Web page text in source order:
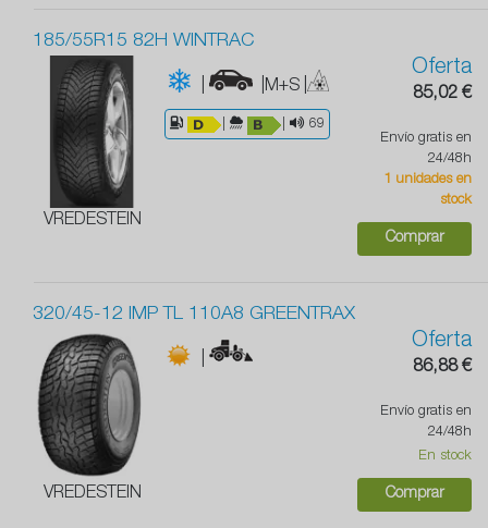
185/55R15 82H WINTRAC
VREDESTEIN
| |M+S |
69
Oferta
85,02 €
Envío gratis en
24/48h
1 unidades en
stock
Comprar
320/45-12 IMP TL 110A8 GREENTRAX
VREDESTEIN
|
Oferta
86,88 €
Envío gratis en
24/48h
En stock
Comprar